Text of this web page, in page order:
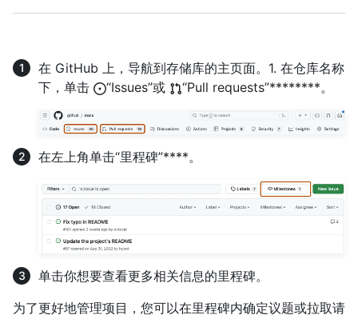
在 GitHub 上，导航到存储库的主页面。1. 在仓库名称
下，单击
“Issues”或 “Pull requests”********。
在左上角单击“里程碑”****。
单击你想要查看更多相关信息的里程碑。
为了更好地管理项目，您可以在里程碑内确定议题或拉取请